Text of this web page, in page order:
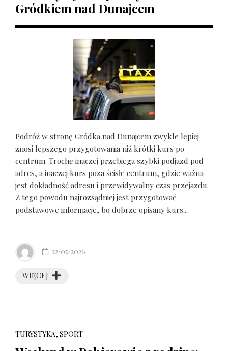
Gródkiem nad Dunajcem
Podróż w stronę Gródka nad Dunajcem zwykle lepiej
znosi lepszego przygotowania niż krótki kurs po
centrum. Trochę inaczej przebiega szybki podjazd pod
adres, a inaczej kurs poza ścisłe centrum, gdzie ważna
jest dokładność adresu i przewidywalny czas przejazdu.
Z tego powodu najrozsądniej jest przygotować
podstawowe informacje, bo dobrze opisany kurs...
WIĘCEJ
22/05/2026
TURYSTYKA, SPORT